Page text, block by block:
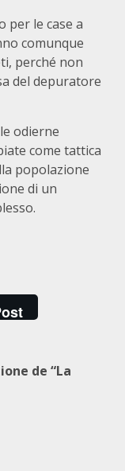
per le case a
comunque
perché non
del depuratore
odierne
come tattica
popolazione
di un
de “La